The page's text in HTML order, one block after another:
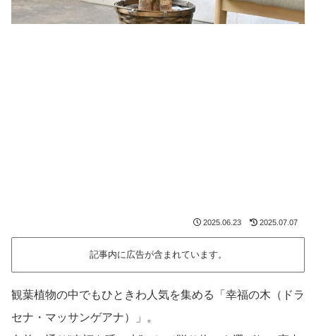
2025.06.23 2025.07.07
記事内に広告が含まれています。
観葉植物の中でもひときわ人気を集める「幸福の木（ドラ
セナ・マッサンゲアナ）」。